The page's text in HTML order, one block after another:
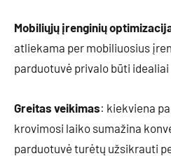
Mobiliųjų įrenginių
atliekama per mobiliuosius
parduotuvė privalo būti
Greitas veikimas: kiekviena
krovimosi laiko sumažina
parduotuvė turėtų užsikrauti